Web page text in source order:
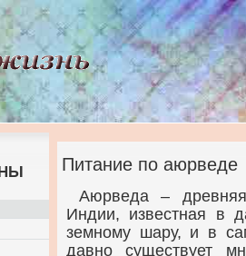
Питание по аюрведе
Аюрведа –
Индии, известная в
земному шару, и в
давно существует